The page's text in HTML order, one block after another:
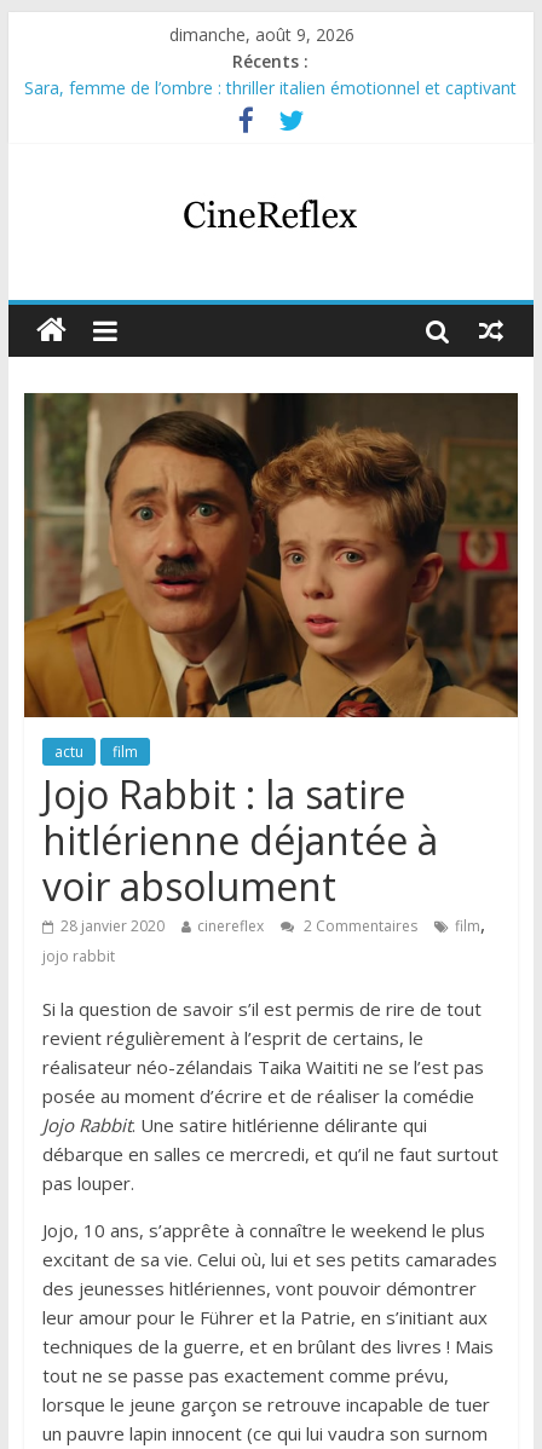
dimanche, août 9, 2026
Récents :
Sara, femme de l’ombre : thriller italien émotionnel et captivant
Journal d’une fille larguée : nouvelle série suédoise sur Netflix
Aema : mini-série sur le tournage d’un film érotique devenu
Glass Heart : excellente série musicale avec Takeru Satō
Olympo, saison 1 : nouvelle série qui séduira les fans de
actu film
Jojo Rabbit : la satire
hitlérienne déjantée à
voir absolument
28 janvier 2020 cinereflex 2 Commentaires film,
jojo rabbit
Si la question de savoir s’il est permis de rire de tout
revient régulièrement à l’esprit de certains, le
réalisateur néo-zélandais Taika Waititi ne se l’est pas
posée au moment d’écrire et de réaliser la comédie
Jojo Rabbit. Une satire hitlérienne délirante qui
débarque en salles ce mercredi, et qu’il ne faut surtout
pas louper.
Jojo, 10 ans, s’apprête à connaître le weekend le plus
excitant de sa vie. Celui où, lui et ses petits camarades
des jeunesses hitlériennes, vont pouvoir démontrer
leur amour pour le Führer et la Patrie, en s’initiant aux
techniques de la guerre, et en brûlant des livres ! Mais
tout ne se passe pas exactement comme prévu,
lorsque le jeune garçon se retrouve incapable de tuer
un pauvre lapin innocent (ce qui lui vaudra son surnom